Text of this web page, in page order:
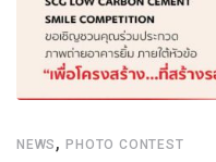
NEWS ,PHOTO CONTEST